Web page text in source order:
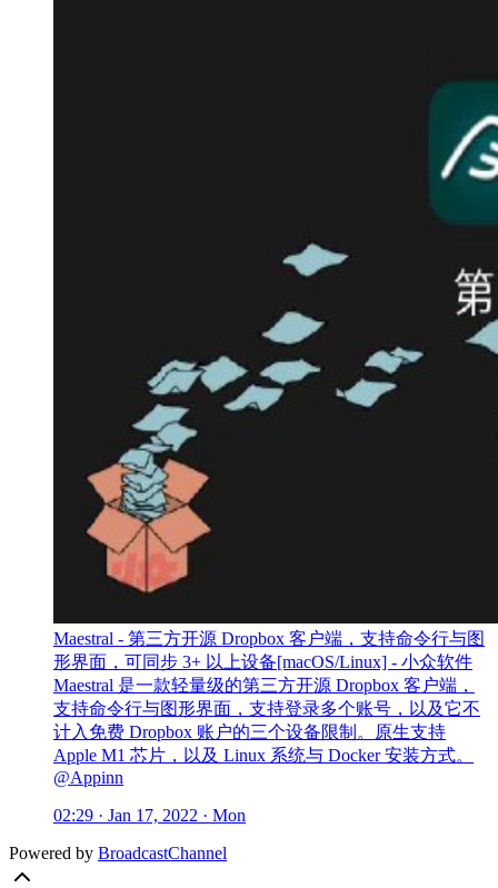
Maestral - 第三方开源 Dropbox 客户端，支持命令行与图
形界面，可同步 3+ 以上设备[macOS/Linux] - 小众软件
Maestral 是一款轻量级的第三方开源 Dropbox 客户端，
支持命令行与图形界面，支持登录多个账号，以及它不
计入免费 Dropbox 账户的三个设备限制。原生支持
Apple M1 芯片，以及 Linux 系统与 Docker 安装方式。
@Appinn
02:29 · Jan 17, 2022 · Mon
Powered by BroadcastChannel